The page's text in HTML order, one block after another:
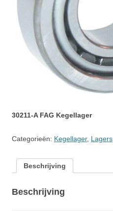
30211-A FAG Kegellager
Categorieën: Kegellager, Lagers
Beschrijving
Beschrijving